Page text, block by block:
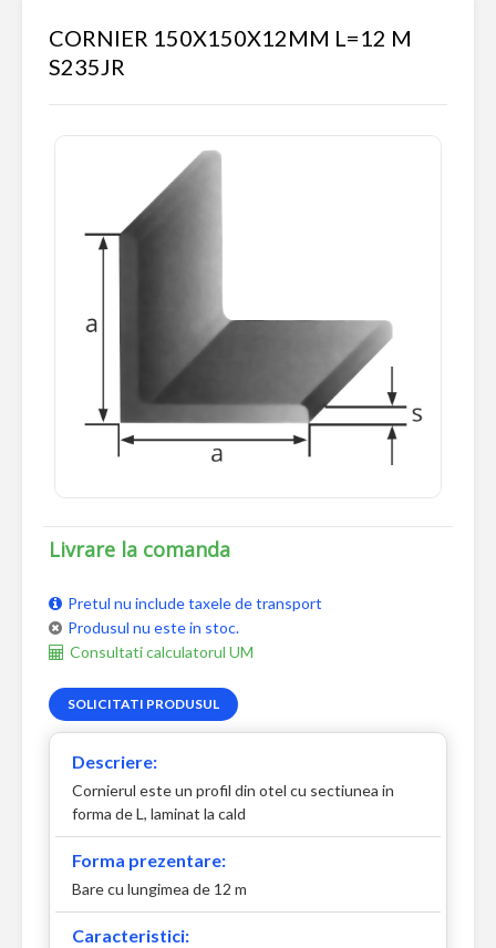
CORNIER 150X150X12MM L=12 M
S235JR
Livrare la comanda
Pretul nu include taxele de transport
Produsul nu este in stoc.
Consultati calculatorul UM
SOLICITATI PRODUSUL
Descriere:
Cornierul este un profil din otel cu sectiunea in
forma de L, laminat la cald
Forma prezentare:
Bare cu lungimea de 12 m
Caracteristici: